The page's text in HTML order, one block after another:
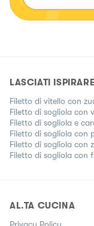
LASCIATI ISPIRARE
Filetto di vitello con
Filetto di sogliola con
Filetto di sogliola e
Filetto di sogliola con
Filetto di sogliola con
Filetto di sogliola con
AL.TA CUCINA